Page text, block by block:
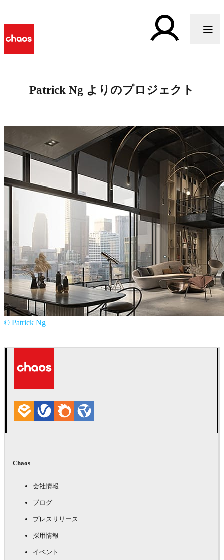
Patrick Ng よりのプロジェクト
© Patrick Ng
Chaos
会社情報
ブログ
プレスリリース
採用情報
イベント